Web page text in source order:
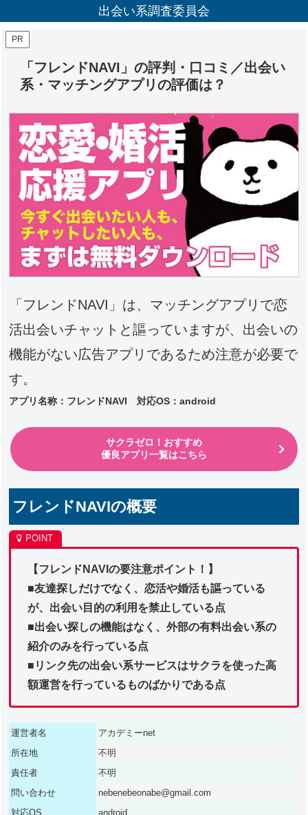
出会い系調査委員会
PR
「フレンドNAVI」の評判・口コミ／出会い
系・マッチングアプリの評価は？
「フレンドNAVI」は、マッチングアプリで恋
活出会いチャットと謳っていますが、出会いの
機能がない広告アプリであるため注意が必要で
す。
アプリ名称：フレンドNAVI 対応OS：android
サクラゼロ！おすすめ
優良アプリ一覧はこちら
フレンドNAVIの概要
【フレンドNAVIの要注意ポイント！】
■友達探しだけでなく、恋活や婚活も謳っている
が、出会い目的の利用を禁止している点
■出会い探しの機能はなく、外部の有料出会い系の
紹介のみを行っている点
■リンク先の出会い系サービスはサクラを使った高
額運営を行っているものばかりである点
運営者名
アカデミーnet
所在地
不明
責任者
不明
問い合わせ
nebenebeonabe@gmail.com
対応OS
android